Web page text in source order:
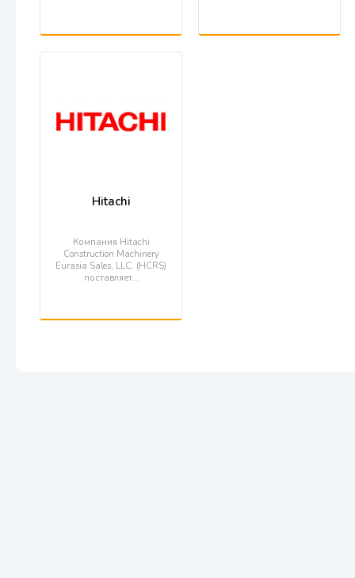
Hitachi
Компания Hitachi
Construction Machinery
Eurasia Sales, LLC. (HCRS)
поставляет…